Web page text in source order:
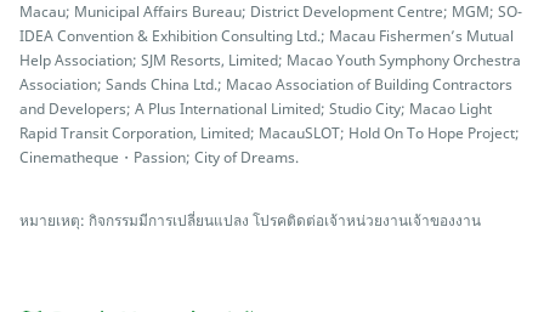
Macau; Municipal Affairs Bureau; District Development Centre; MGM; SO-
IDEA Convention & Exhibition Consulting Ltd.; Macau Fishermen’s Mutual
Help Association; SJM Resorts, Limited; Macao Youth Symphony Orchestra
Association; Sands China Ltd.; Macao Association of Building Contractors
and Developers; A Plus International Limited; Studio City; Macao Light
Rapid Transit Corporation, Limited; MacauSLOT; Hold On To Hope Project;
Cinematheque・Passion; City of Dreams.
หมายเหตุ: กิจกรรมมีการเปลี่ยนแปลง โปรคติดต่อเจ้าหน่วยงานเจ้าของงาน